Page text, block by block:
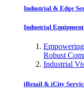
Industrial & Edge
Industrial
Robust
Industrial
iRetail & iCity